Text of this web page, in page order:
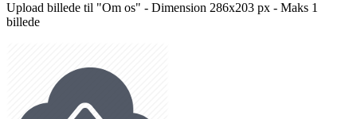
Upload billede til "Om os" - Dimension 286x203 px - Maks 1
billede